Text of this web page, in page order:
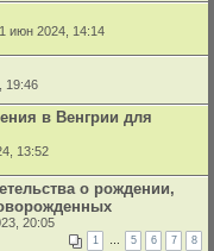
июн 2024, 14:14
19:46
в Венгрии для
13:52
о рождении,
20:05
1 … 5 6 7 8